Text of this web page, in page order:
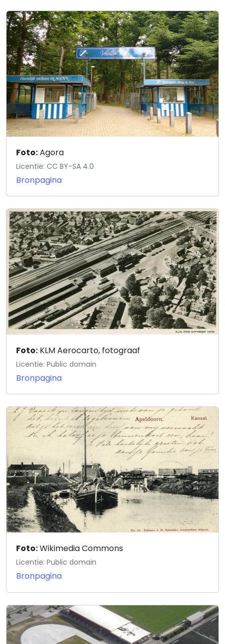
Foto:Agora
Licentie: CC BY-SA 4.0
Bronpagina
Foto: KLM Aerocarto, fotograaf
Licentie: Public domain
Bronpagina
Foto:Wikimedia Commons
Licentie: Public domain
Bronpagina